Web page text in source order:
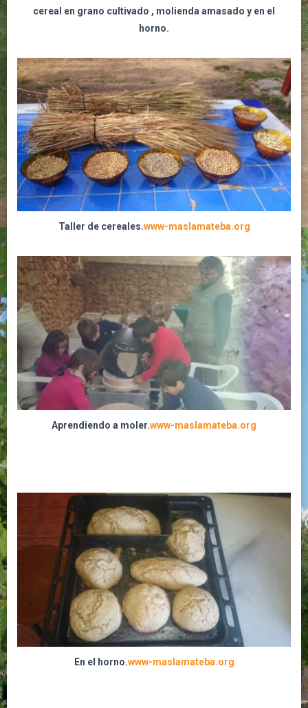
cereal en grano cultivado , molienda amasado y en el
horno.
Taller de cereales.www-maslamateba.org
Aprendiendo a moler.www-maslamateba.org
En el horno.www-maslamateba.org